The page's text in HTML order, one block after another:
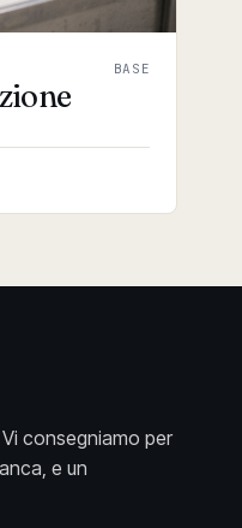
BASE
consegniamo per
e un